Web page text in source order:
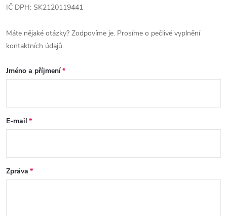
IČ DPH: SK2120119441
Máte nějaké otázky? Zodpovíme je. Prosíme o pečlivé vyplnění
kontaktních údajů.
Jméno a příjmení
E-mail
Zpráva